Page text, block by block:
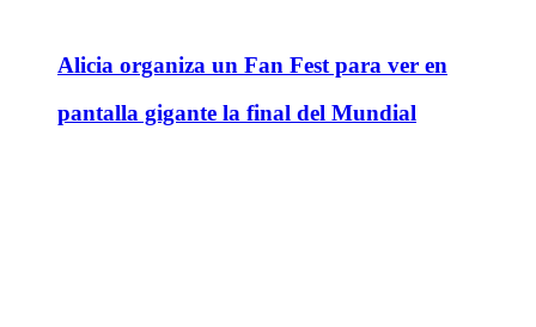
Alicia organiza un Fan Fest para ver en
pantalla gigante la final del Mundial